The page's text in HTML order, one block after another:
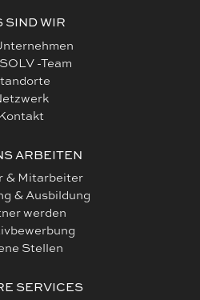
SIND WIR
-Team
Kontakt
ARBEITEN
& Mitarbeiter
& Ausbildung
werden
Stellen
SERVICES